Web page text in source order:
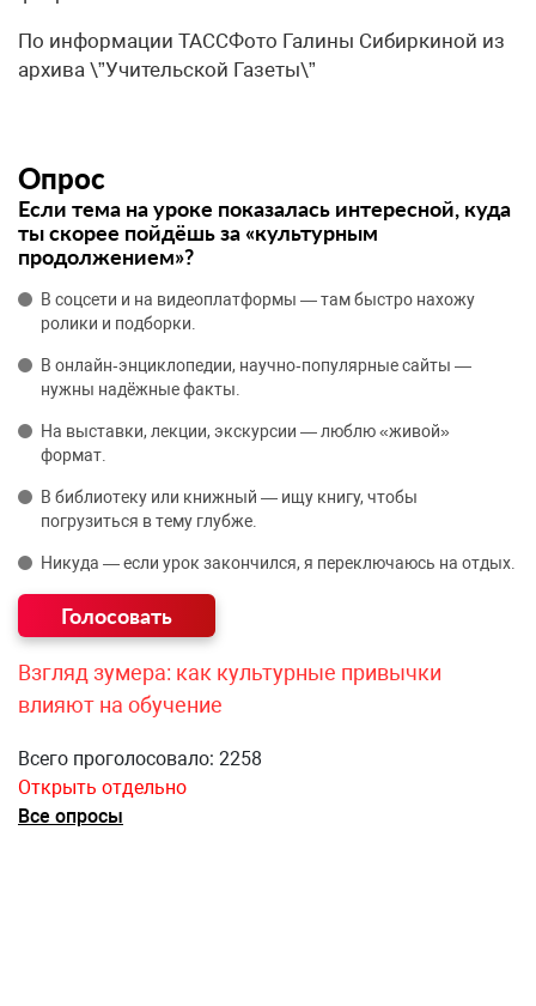
По информации ТАССФото Галины Сибиркиной из
архива \”Учительской Газеты\”
Опрос
Если тема на уроке показалась интересной, куда
ты скорее пойдёшь за «культурным
продолжением»?
В соцсети и на видеоплатформы — там быстро нахожу
ролики и подборки.
В онлайн‑энциклопедии, научно‑популярные сайты —
нужны надёжные факты.
На выставки, лекции, экскурсии — люблю «живой»
формат.
В библиотеку или книжный — ищу книгу, чтобы
погрузиться в тему глубже.
Никуда — если урок закончился, я переключаюсь на отдых.
Взгляд зумера: как культурные привычки
влияют на обучение
Всего проголосовало: 2258
Открыть отдельно
Все опросы